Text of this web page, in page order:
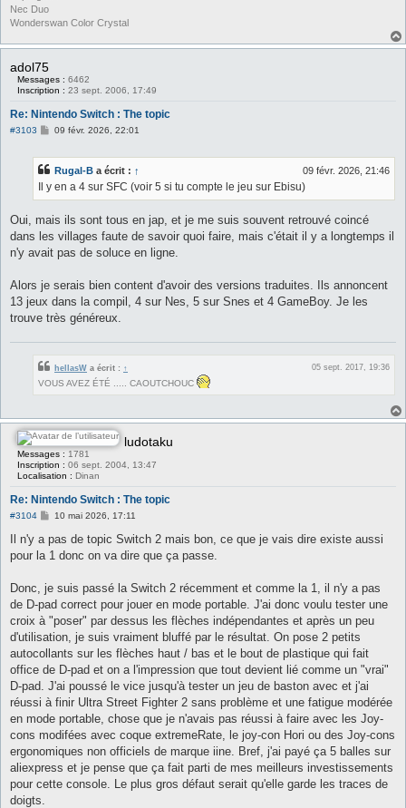
Nec Duo
Wonderswan Color Crystal
adol75
Messages : 6462
Inscription : 23 sept. 2006, 17:49
Re: Nintendo Switch : The topic
#3103
M
a
g
09 févr. 2026, 22:01
Rugal-B a écrit : ↑ 09 févr. 2026, 21:46
Il y en a 4 sur SFC (voir 5 si tu compte le jeu sur Ebisu)
Oui, mais ils sont tous en jap, et je me suis souvent retrouvé coincé
dans les villages faute de savoir quoi faire, mais c'était il y a longtemps il
n'y avait pas de soluce en ligne.
Alors je serais bien content d'avoir des versions traduites. Ils annoncent
13 jeux dans la compil, 4 sur Nes, 5 sur Snes et 4 GameBoy. Je les
trouve très généreux.
hellasW a écrit : ↑
05 sept. 2017, 19:36
VOUS AVEZ ÉTÉ ..... CAOUTCHOUC
ludotaku
Messages : 1781
Inscription : 06 sept. 2004, 13:47
Localisation : Dinan
Re: Nintendo Switch : The topic
#3104
M
s
a
10 mai 2026, 17:11
Il n'y a pas de topic Switch 2 mais bon, ce que je vais dire existe aussi
pour la 1 donc on va dire que ça passe.
Donc, je suis passé la Switch 2 récemment et comme la 1, il n'y a pas
de D-pad correct pour jouer en mode portable. J'ai donc voulu tester une
croix à "poser" par dessus les flèches indépendantes et après un peu
d'utilisation, je suis vraiment bluffé par le résultat. On pose 2 petits
autocollants sur les flèches haut / bas et le bout de plastique qui fait
office de D-pad et on a l'impression que tout devient lié comme un "vrai"
D-pad. J'ai poussé le vice jusqu'à tester un jeu de baston avec et j'ai
réussi à finir Ultra Street Fighter 2 sans problème et une fatigue modérée
en mode portable, chose que je n'avais pas réussi à faire avec les Joy-
cons modifées avec coque extremeRate, le joy-con Hori ou des Joy-cons
ergonomiques non officiels de marque iine. Bref, j'ai payé ça 5 balles sur
aliexpress et je pense que ça fait parti de mes meilleurs investissements
pour cette console. Le plus gros défaut serait qu'elle garde les traces de
doigts.